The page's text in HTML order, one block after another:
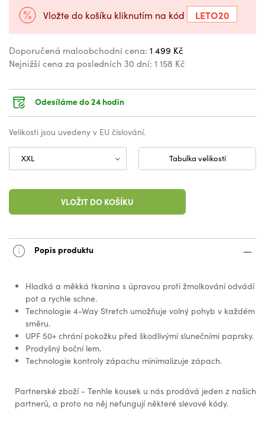
Vložte do košíku kliknutím na kód LETO20
Doporučená maloobchodní cena: 1 499 Kč
Nejnižší cena za posledních 30 dní: 1 158 Kč
Odesíláme do 24 hodin
Velikosti jsou uvedeny v EU číslování.
Tabulka velikostí
VLOŽIT DO KOŠÍKU
Popis produktu
Hladká a měkká tkanina s úpravou proti žmolkování odvádí
pot a rychle schne.
Technologie 4-Way Stretch umožňuje volný pohyb v každém
směru.
UPF 50+ chrání pokožku před škodlivými slunečními paprsky.
Prodyšný boční lem.
Technologie kontroly zápachu minimalizuje zápach.
Partnerské zboží - Tenhle kousek u nás prodává jeden z našich
partnerů, a proto na něj nefungují některé slevové kódy.